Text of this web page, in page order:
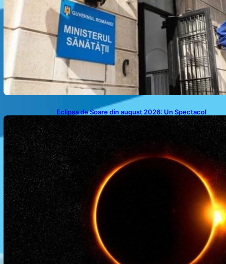
Eclipsa de Soare din august 2026: Un Spectacol
Astronomic Pe Cerul României